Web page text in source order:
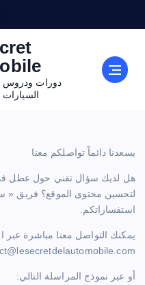
دورات ودروس
يسعدنا دائماً تواصلكم معنا
هل لديك سؤال تقني حول عطل
لتحسين محتوى الموقع؟ فريق «
استفساراتكم.
يمكنك التواصل معنا مباشرة عبر
أو عبر نموذج المراسلة التالي: